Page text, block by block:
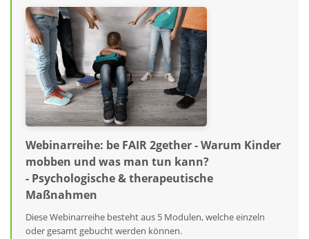
Webinarreihe: be FAIR 2gether - Warum Kinder
mobben und was man tun kann?
- Psychologische & therapeutische
Maßnahmen
Diese Webinarreihe besteht aus 5 Modulen, welche einzeln
oder gesamt gebucht werden können.